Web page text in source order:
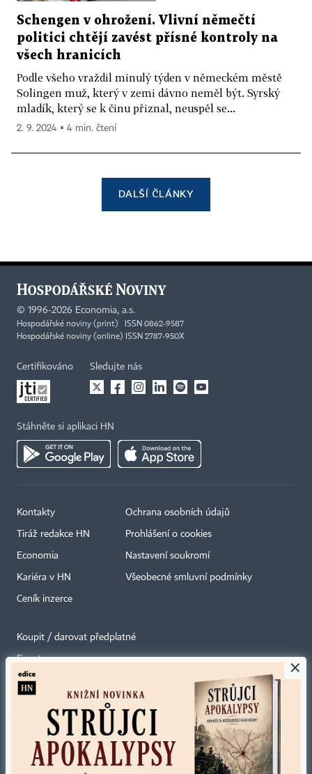
Schengen v ohrožení. Vlivní němečtí
politici chtějí zavést přísné kontroly na
všech hranicích
Podle všeho vraždil minulý týden v německém městě
Solingen muž, který v zemi dávno neměl být. Syrský
mladík, který se k činu přiznal, neuspěl se...
2. 9. 2024 ▪ 4 min. čtení
DALŠÍ ČLÁNKY
© 1996-2026 Economia, a.s.
Hospodářské noviny (print) ISSN 0862-9587
Hospodářské noviny (online) ISSN 2787-950X
Certifikováno Sledujte nás
Stáhněte si aplikaci HN
Kontakty
Tiráž redakce HN
Economia
Kariéra v HN
Ceník inzerce
Ochrana osobních údajů
Prohlášení o cookies
Nastavení soukromí
Všeobecné smluvní podmínky
Koupit / darovat předplatné
Eventy
Newslettery
Autorská práva vykonává vydavatel. Bez písemného svolení vydavatele je
zakázáno jakékoli užití částí nebo celku díla, zejména rozmnožování a šíření
×